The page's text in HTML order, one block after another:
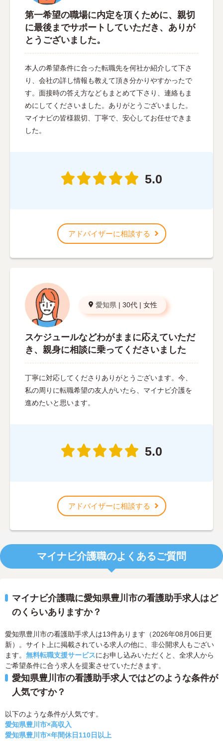
第一希望の職場に内定を頂くために、親切
に最後までサポートしていただき、ありが
とうございました。
本人の希望条件に合った転職先を何社か紹介して下さ
り、会社の詳し情報も教えて頂き分かりやすかったで
す。面接時の答え方などもまとめて下さり、連絡もま
めにしてくださいました。ありがとうございました。
マイナビの皆様親切、丁寧で、安心してお任せできま
した。
5.0
アドバイザーに相談する
愛知県 | 30代 | 女性
スケジュールなどわがままに応えていただ
き、親身に相談に乗ってくださいました
丁寧に対応してくださりありがとうございます。今、
私の周りに転職希望の友人がいたら、マイナビ介護を
進めたいと思います。
5.0
アドバイザーに相談する
マイナビ介護職のよくあるご質問
マイナビ介護職に愛知県豊川市の看護助手求人はど
のくらいありますか？
愛知県豊川市の看護助手求人は13件あります（2026年08月06日更
新）。サイト上に掲載されている求人の他に、非公開求人もござい
ます。 無料転職支援サービスにお申し込みいただくと、全求人から
ご希望条件に合う求人を提案させていただきます。
愛知県豊川市の看護助手求人ではどのような条件が
人気ですか？
以下のような条件が人気です。
愛知県豊川市×高収入
愛知県豊川市×年間休日110日以上